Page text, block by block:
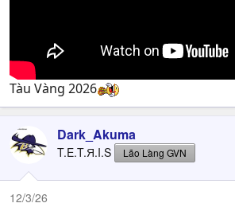
Tàu Vàng 2026
Dark_Akuma
T.E.T.Я.I.S Lão Làng GVN
12/3/26